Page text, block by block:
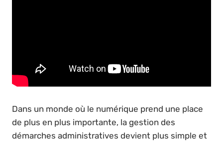
Dans un monde où le numérique prend une place
de plus en plus importante, la gestion des
démarches administratives devient plus simple et